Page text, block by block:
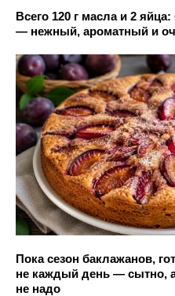
Всего 120 г масла и 2
— нежный, ароматный и
Пока сезон баклажанов,
не каждый день — сытно,
не надо